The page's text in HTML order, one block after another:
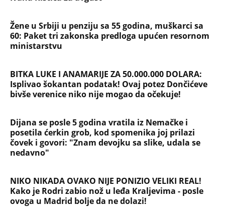
Žene u Srbiji u penziju sa 55 godina, muškarci sa
60: Paket tri zakonska predloga upućen resornom
ministarstvu
BITKA LUKE I ANAMARIJE ZA 50.000.000 DOLARA:
Isplivao šokantan podatak! Ovaj potez Dončićeve
bivše verenice niko nije mogao da očekuje!
Dijana se posle 5 godina vratila iz Nemačke i
posetila ćerkin grob, kod spomenika joj prilazi
čovek i govori: "Znam devojku sa slike, udala se
nedavno"
NIKO NIKADA OVAKO NIJE PONIZIO VELIKI REAL!
Kako je Rodri zabio nož u leđa Kraljevima - posle
ovoga u Madrid bolje da ne dolazi!